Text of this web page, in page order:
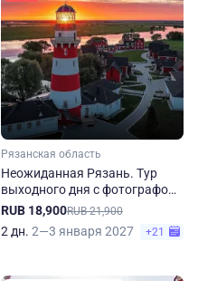
Рязанская область
Неожиданная Рязань. Тур
выходного дня с фотографом
в мини-группе
RUB 18,900RUB 21,900
2 дн. 2—3 января 2027 +21